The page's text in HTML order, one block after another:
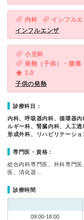
内科 インフル
インフルエンザ
小児科
発熱（子供）・腹痛
3.0
子供の発熱
診療科目：
内科、呼吸器内科、循環器
ルギー科、腎臓内科、人工
形成外科、リハビリテーシ
専門医・資格：
総合内科専門医、外科専門
医、消化器…
診療時間
09:00-18:00